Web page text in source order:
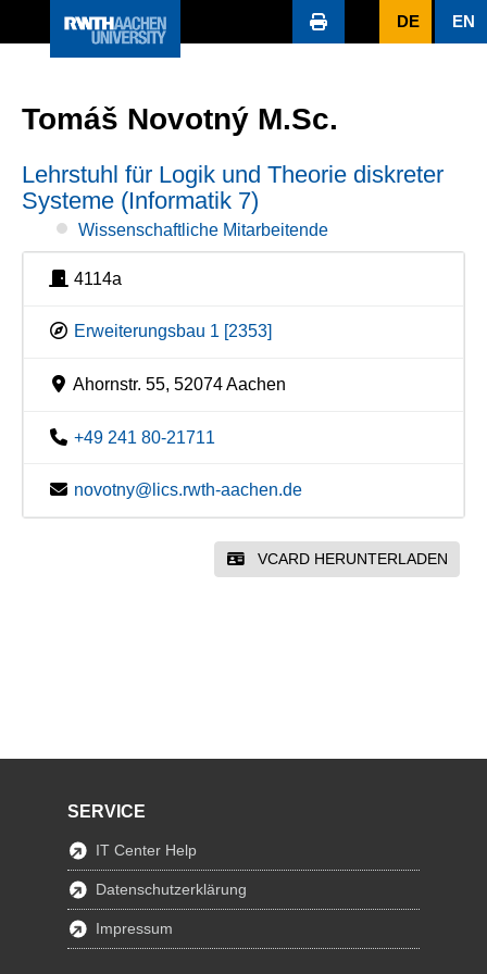
DE EN
Tomáš Novotný M.Sc.
Lehrstuhl für Logik und Theorie diskreter
Systeme (Informatik 7)
Wissenschaftliche Mitarbeitende
4114a
Erweiterungsbau 1 [2353]
Ahornstr. 55, 52074 Aachen
+49 241 80-21711
novotny@lics.rwth-aachen.de
VCARD HERUNTERLADEN
SERVICE
IT Center Help
Datenschutzerklärung
Impressum